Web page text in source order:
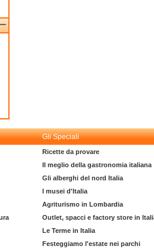
Gli Speciali
Ricette da provare
Il meglio della gastronomia italiana
Gli alberghi del nord Italia
I musei d'Italia
Agriturismo in Lombardia
Outlet, spacci e factory store in
Le Terme in Italia
Festeggiamo l'estate nei parchi